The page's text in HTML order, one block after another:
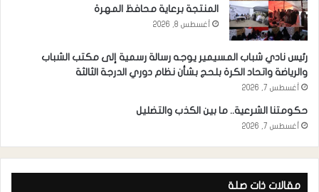
المنتجة برعاية محافظ المهرة
أغسطس 8, 2026
رئيس نادي شباب المسيمير يوجه رسالة رسمية إلى مكتب الشباب
والرياضة واتحاد الكرة بلحج بشأن نظام دوري الدرجة الثالثة
أغسطس 7, 2026
حكومتنا الشرعية.. ما بين الكذب والتضليل
أغسطس 7, 2026
مقالات ذات صلة